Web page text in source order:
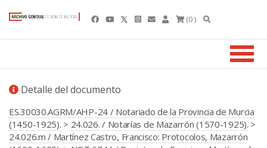
(0 )
Detalle del documento
ES.30030.AGRM/AHP-24 / Notariado de la Provincia de Murcia
(1450-1925). > 24.026. / Notarías de Mazarrón (1570-1925). >
24.026.m / Martínez Castro, Francisco: Protocolos, Mazarrón